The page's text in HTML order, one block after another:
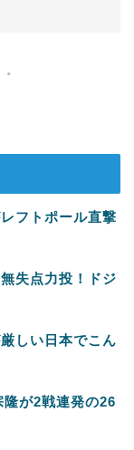
フトポール直撃
失点力投！ドジ
しい日本でこん
が2戦連発の26